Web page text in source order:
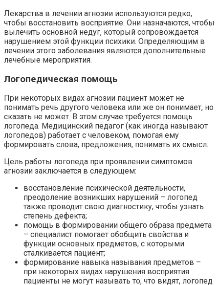
Лекарства в лечении агнозии используются редко,
чтобы восстановить восприятие. Они назначаются, чтобы
вылечить основной недуг, который сопровождается
нарушением этой функции психики. Определяющим в
лечении этого заболевания являются дополнительные
лечебные мероприятия.
Логопедическая помощь
При некоторых видах агнозии пациент может не
понимать речь другого человека или же он понимает, но
сказать не может. В этом случае требуется помощь
логопеда. Медицинский педагог (как иногда называют
логопедов) работает с человеком, помогая ему
формировать слова, предложения, понимать их смысл.
Цель работы логопеда при проявлении симптомов
агнозии заключается в следующем:
восстановление психической деятельности,
преодоление возникших нарушений – логопед
также проводит свою диагностику, чтобы узнать
степень дефекта;
помощь в формировании общего образа предмета
– специалист помогает обобщить свойства и
функции основных предметов, с которыми
сталкивается пациент;
формирование навыка называния предметов –
при некоторых видах нарушения восприятия
пациенты не могут называть то, что видят, логопед